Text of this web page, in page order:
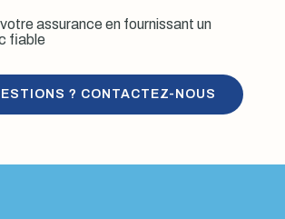
assurance en fournissant un
fiable
? CONTACTEZ-NOUS